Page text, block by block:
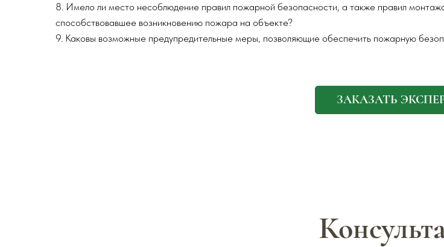
8. Имело ли место несоблюдение правил пожарной безопасности, а также правил
способствовавшее возникновению пожара на объекте?
9. Каковы возможные предупредительные меры, позволяющие обеспечить пожарную
ЗАКАЗАТЬ